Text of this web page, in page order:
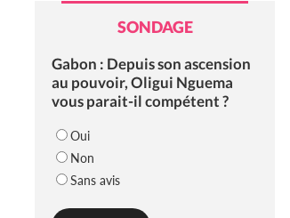
SONDAGE
Gabon : Depuis son ascension
au pouvoir, Oligui Nguema
vous parait-il compétent ?
Oui
Non
Sans avis